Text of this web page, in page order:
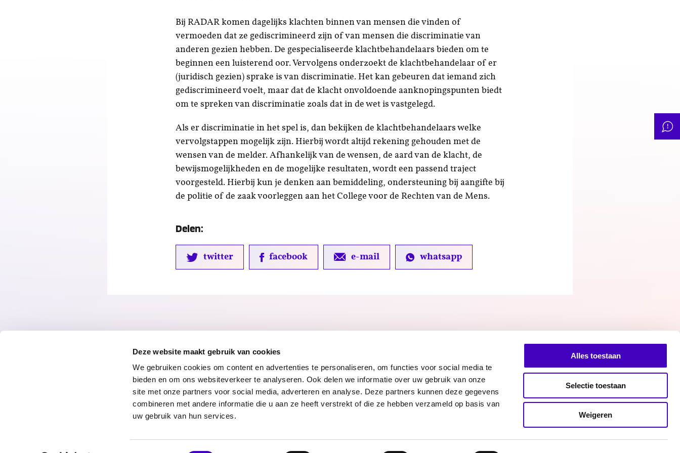
Deze website maakt gebruik van cookies
We gebruiken cookies om content en advertenties te personaliseren, om functies voor social media te
bieden en om ons websiteverkeer te analyseren. Ook delen we informatie over uw gebruik van onze
site met onze partners voor social media, adverteren en analyse. Deze partners kunnen deze gegevens
combineren met andere informatie die u aan ze heeft verstrekt of die ze hebben verzameld op basis van
uw gebruik van hun services.
Alles toestaan
Selectie toestaan
Weigeren
Bij RADAR komen dagelijks klachten binnen van mensen die vinden of
vermoeden dat ze gediscrimineerd zijn of van mensen die discriminatie van
anderen gezien hebben. De gespecialiseerde klachtbehandelaars bieden om te
beginnen een luisterend oor. Vervolgens onderzoekt de klachtbehandelaar of er
(juridisch gezien) sprake is van discriminatie. Het kan gebeuren dat iemand zich
gediscrimineerd voelt, maar dat de klacht onvoldoende aanknopingspunten biedt
om te spreken van discriminatie zoals dat in de wet is vastgelegd.
Als er discriminatie in het spel is, dan bekijken de klachtbehandelaars welke
vervolgstappen mogelijk zijn. Hierbij wordt altijd rekening gehouden met de
wensen van de melder. Afhankelijk van de wensen, de aard van de klacht, de
bewijsmogelijkheden en de mogelijke resultaten, wordt een passend traject
voorgesteld. Hierbij kun je denken aan bemiddeling, ondersteuning bij aangifte bij
de politie of de zaak voorleggen aan het College voor de Rechten van de Mens.
Delen:
twitter facebook e-mail whatsapp
© 2026 Radar Privacyverklaring Werken bij RADAR Instagram